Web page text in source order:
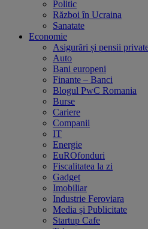
Politic
Război în Ucraina
Sanatate
Economie
Asigurări și pensii
Auto
Bani europeni
Finante – Banci
Blogul PwC Romania
Burse
Cariere
Companii
IT
Energie
EuROfonduri
Fiscalitatea la zi
Gadget
Imobiliar
Industrie Feroviara
Media și Publicitate
Startup Cafe